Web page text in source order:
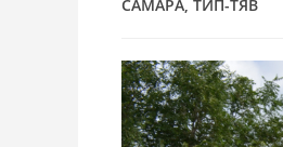
САМАРА ТИП-ТЯВ